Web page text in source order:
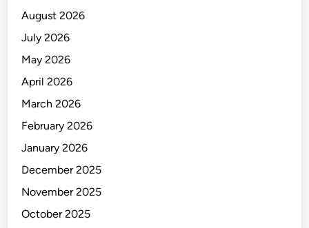
n
e
n
e
a
s
A
n
d
a
August 2026
July 2026
May 2026
April 2026
March 2026
February 2026
January 2026
December 2025
November 2025
October 2025